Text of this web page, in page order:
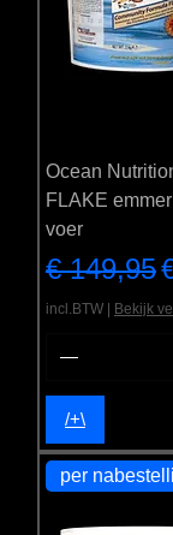
Ocean
FLAKE
voer
Normale
€ 149,95
incl.BTW Bekijk
/+\
per